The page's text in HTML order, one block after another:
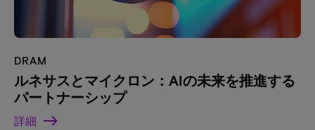
DRAM
ルネサスとマイクロン：AIの未来を推進する
パートナーシップ
詳細